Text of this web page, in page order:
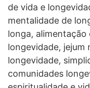
de vida e
mentalidade de
longa,
longevidade, jejum
longevidade,
comunidades